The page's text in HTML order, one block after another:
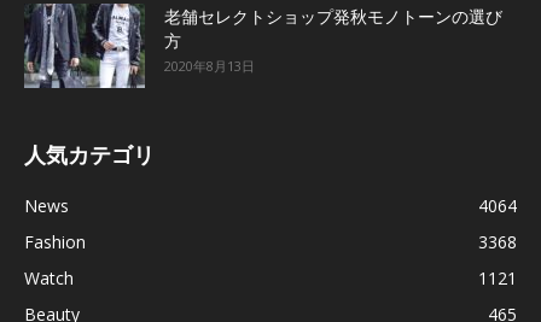
老舗セレクトショップ発秋モノトーンの選び
方
2020年8月13日
人気カテゴリ
News
4064
Fashion
3368
Watch
1121
Beauty
465